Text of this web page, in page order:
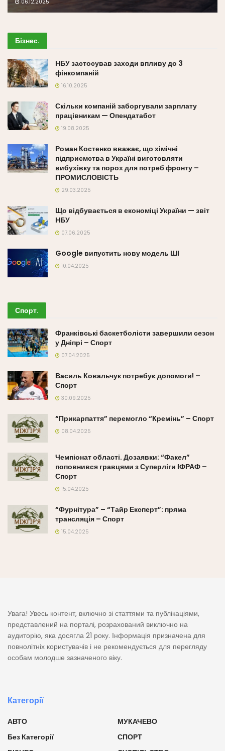
06.12.2025
Бізнес.
НБУ застосував заходи впливу до 3
фінкомпаній
16.10.2025
Скільки компаній заборгували зарплату
працівникам — Опендатабот
19.08.2025
Роман Костенко вважає, що хімічні
підприємства в Україні виготовляти
вибухівку та порох для потреб фронту –
ПРОМИСЛОВІСТЬ
29.03.2025
Що відбувається в економіці України — звіт
НБУ
07.06.2025
Google випустить нову модель ШІ
10.04.2025
Спорт.
Франківські баскетболісти завершили сезон
у Дніпрі – Спорт
07.04.2025
Василь Ковальчук потребує допомоги! –
Спорт
30.09.2025
“Прикарпаття” перемогло “Кремінь” – Спорт
08.04.2025
Чемпіонат області. Дозаявки: “Факел”
поповнився гравцями з Суперліги ІФРАФ –
Спорт
15.04.2025
“Фурнітура” – “Тайр Експерт”: пряма
трансляція – Спорт
15.04.2025
Увага! Увесь контент, включно зі статтями та публікаціями,
представлений на порталі, розрахований виключно на
аудиторію, яка досягла 21 року. Інформація призначена для
повнолітніх користувачів і не рекомендується для перегляду
особам молодше зазначеного віку.
Категорії
АВТО
Без Категорії
МУКАЧЕВО
СПОРТ